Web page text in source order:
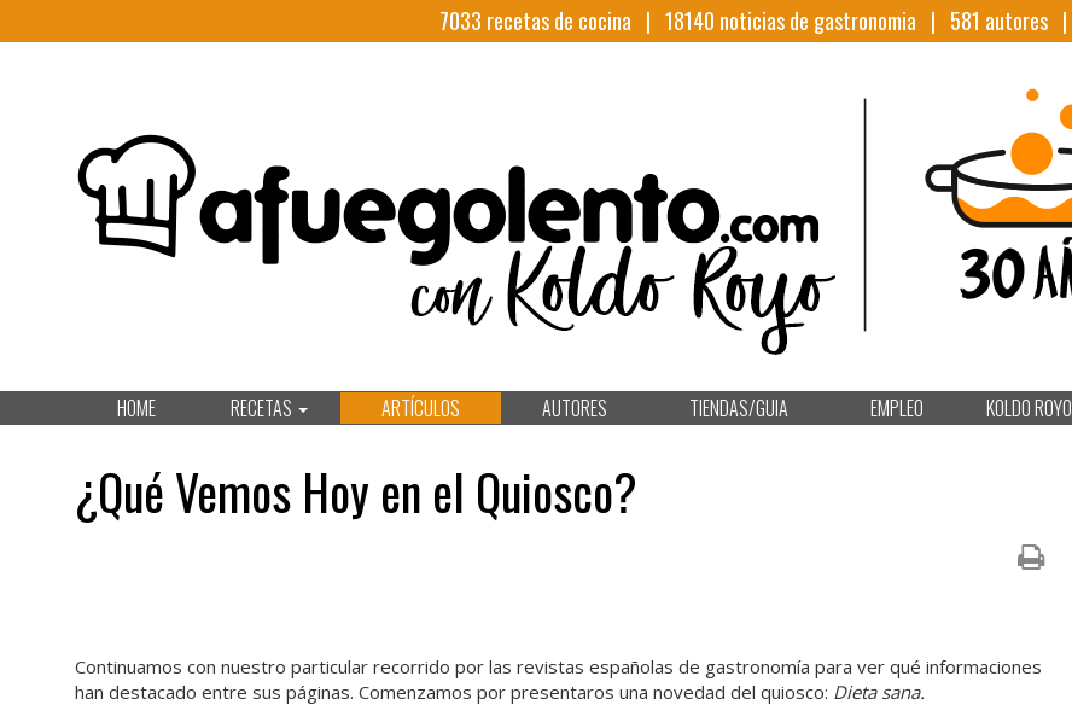
7033 recetas de cocina | 18140 noticias de gastronomia | 581 autores |
HOME RECETAS ARTÍCULOS AUTORES TIENDAS/GUIA EMPLEO KOLDO ROYO
¿Qué Vemos Hoy en el Quiosco?
Continuamos con nuestro particular recorrido por las revistas españolas de gastronomía para ver qué informaciones
han destacado entre sus páginas. Comenzamos por presentaros una novedad del quiosco: Dieta sana.